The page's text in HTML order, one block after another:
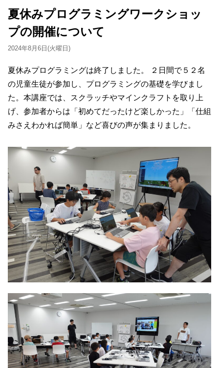
夏休みプログラミングワークショッ
プの開催について
2024年8月6日(火曜日)
夏休みプログラミングは終了しました。 ２日間で５２名
の児童生徒が参加し、プログラミングの基礎を学びまし
た。本講座では、スクラッチやマインクラフトを取り上
げ、参加者からは「初めてだったけど楽しかった」「仕組
みさえわかれば簡単」など喜びの声が集まりました。